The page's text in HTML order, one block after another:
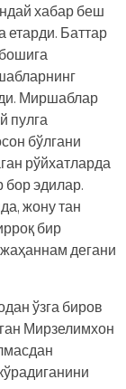
хабар беш
етарди. Баттар
Миршаблар
пулга
бўлгани
рўйхатларда
бор эдилар.
жону тан
бир
дегани
ўзга биров
Мирзелимхон